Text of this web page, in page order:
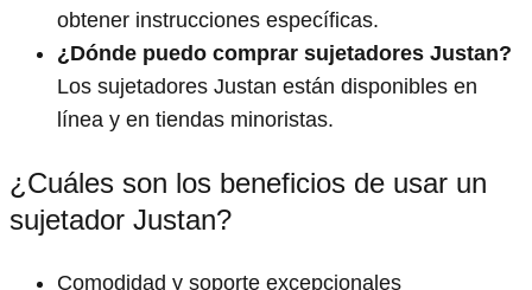
obtener instrucciones específicas.
¿Dónde puedo comprar sujetadores Justan?
Los sujetadores Justan están disponibles en
línea y en tiendas minoristas.
¿Cuáles son los beneficios de usar un
sujetador Justan?
Comodidad y soporte excepcionales